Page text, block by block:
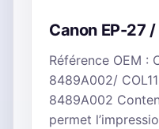
Canon EP-27
Référence OEM :
8489A002/
8489A002
permet